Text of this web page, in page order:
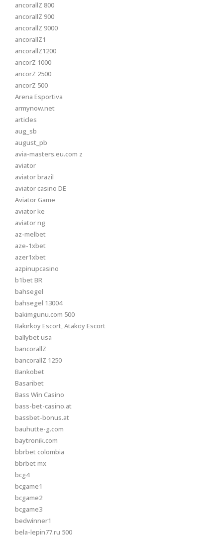
ancorallZ 800
ancorallZ 900
ancorallZ 9000
ancorallZ1
ancorallZ1200
ancorZ 1000
ancorZ 2500
ancorZ 500
Arena Esportiva
armynow.net
articles
aug_sb
august_pb
avia-masters.eu.com z
aviator
aviator brazil
aviator casino DE
Aviator Game
aviator ke
aviator ng
az-melbet
aze-1xbet
azer1xbet
azpinupcasino
b1bet BR
bahsegel
bahsegel 13004
bakimgunu.com 500
Bakırköy Escort, Ataköy Escort
ballybet usa
bancorallZ
bancorallZ 1250
Bankobet
Basaribet
Bass Win Casino
bass-bet-casino.at
bassbet-bonus.at
bauhutte-g.com
baytronik.com
bbrbet colombia
bbrbet mx
bcg4
bcgame1
bcgame2
bcgame3
bedwinner1
bela-lepin77.ru 500